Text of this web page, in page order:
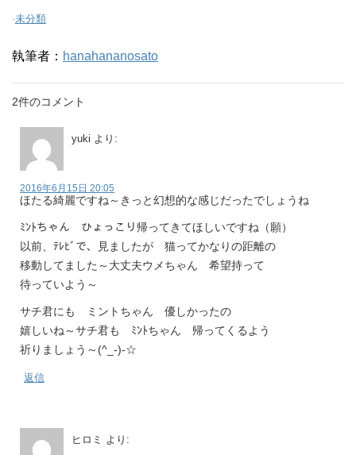
-未分類
執筆者： hanahananosato
2件のコメント
yuki より:
2016年6月15日 20:05
ほたる綺麗ですね～きっと幻想的な感じだったでしょうね
ﾐﾝﾄちゃん ひょっこり帰ってきてほしいですね（願）
以前、ﾃﾚﾋﾞで、見ましたが 猫ってかなりの距離の
移動してました～大丈夫ウメちゃん 希望持って
待っていよう～
サチ君にも ミントちゃん 優しかったの
嬉しいね～サチ君も ﾐﾝﾄちゃん 帰ってくるよう
祈りましょう～(^_-)-☆
返信
ヒロミ より: